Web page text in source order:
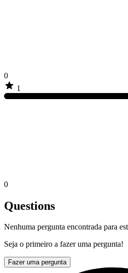
0
1
0
Questions
Nenhuma pergunta encontrada para
Seja o primeiro a fazer uma pergunta!
Fazer uma pergunta